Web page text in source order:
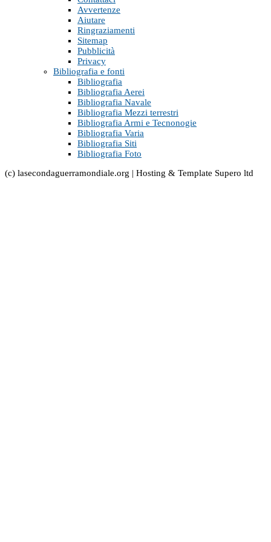
Avvertenze
Aiutare
Ringraziamenti
Sitemap
Pubblicità
Privacy
Bibliografia e fonti
Bibliografia
Bibliografia Aerei
Bibliografia Navale
Bibliografia Mezzi terrestri
Bibliografia Armi e Tecnonogie
Bibliografia Varia
Bibliografia Siti
Bibliografia Foto
(c) lasecondaguerramondiale.org | Hosting & Template Supero ltd